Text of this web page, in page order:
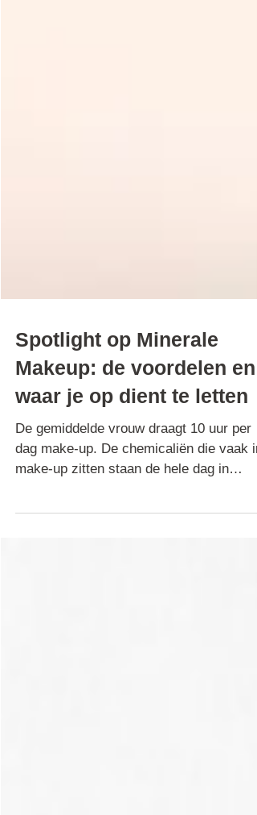
Spotlight op Minerale
Makeup: de voordelen en
waar je op dient te letten
De gemiddelde vrouw draagt 10 uur per
dag make-up. De chemicaliën die vaak in